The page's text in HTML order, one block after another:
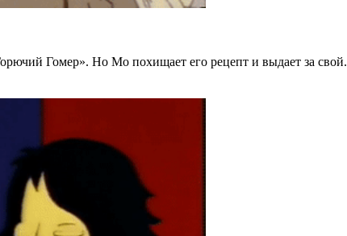
Гомер». Но Мо похищает его рецепт и выдает за